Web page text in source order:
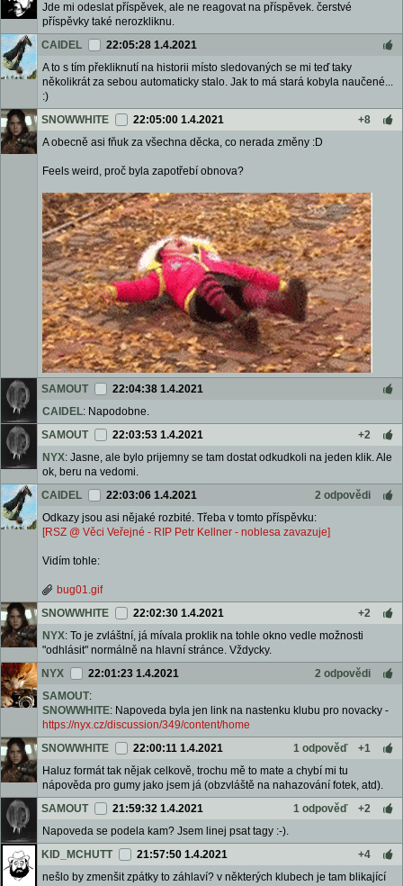
Jde mi odeslat příspěvek, ale ne reagovat na příspěvek. čerstvé
příspěvky také nerozkliknu.
CAIDEL
22:05:28 1.4.2021
A to s tím překliknutí na historii místo sledovaných se mi teď taky
několikrát za sebou automaticky stalo. Jak to má stará kobyla naučené...
:)
SNOWWHITE
22:05:00 1.4.2021
+8
A obecně asi fňuk za všechna děcka, co nerada změny :D
Feels weird, proč byla zapotřebí obnova?
SAMOUT
22:04:38 1.4.2021
CAIDEL: Napodobne.
SAMOUT
22:03:53 1.4.2021
+2
NYX: Jasne, ale bylo prijemny se tam dostat odkudkoli na jeden klik. Ale
ok, beru na vedomi.
CAIDEL
22:03:06 1.4.2021
2 odpovědi
Odkazy jsou asi nějaké rozbité. Třeba v tomto příspěvku:
[RSZ @ Věci Veřejné - RIP Petr Kellner - noblesa zavazuje]
Vidím tohle:
bug01.gif
SNOWWHITE
22:02:30 1.4.2021
+2
NYX: To je zvláštní, já mívala proklik na tohle okno vedle možnosti
"odhlásit" normálně na hlavní stránce. Vždycky.
NYX
22:01:23 1.4.2021
2 odpovědi
SAMOUT:
SNOWWHITE: Napoveda byla jen link na nastenku klubu pro novacky -
https://nyx.cz/discussion/349/content/home
SNOWWHITE
22:00:11 1.4.2021 1 odpověď
+1
Haluz formát tak nějak celkově, trochu mě to mate a chybí mi tu
nápověda pro gumy jako jsem já (obzvláště na nahazování fotek, atd).
SAMOUT
21:59:32 1.4.2021 1 odpověď
+2
Napoveda se podela kam? Jsem linej psat tagy :-).
KID_MCHUTT
21:57:50 1.4.2021
+4
nešlo by zmenšit zpátky to záhlaví? v některých klubech je tam blikající